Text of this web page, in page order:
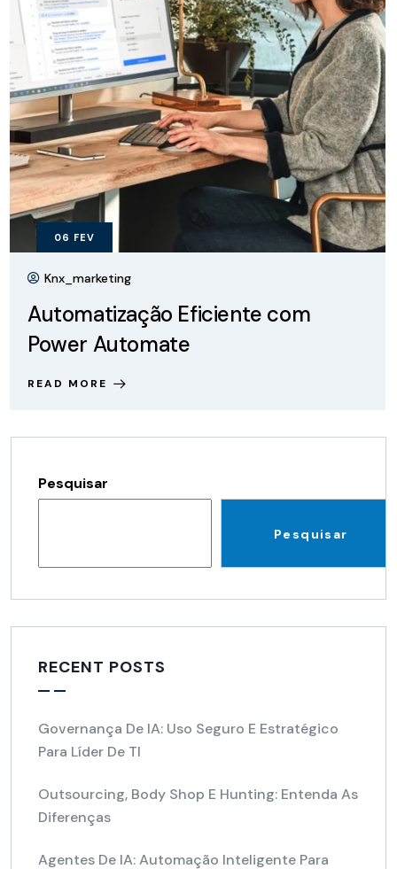
06 FEV
Knx_marketing
Automatização Eficiente com
Power Automate
READ MORE
Pesquisar
Pesquisar
RECENT POSTS
Governança De IA: Uso Seguro E Estratégico
Para Líder De TI
Outsourcing, Body Shop E Hunting: Entenda As
Diferenças
Agentes De IA: Automação Inteligente Para